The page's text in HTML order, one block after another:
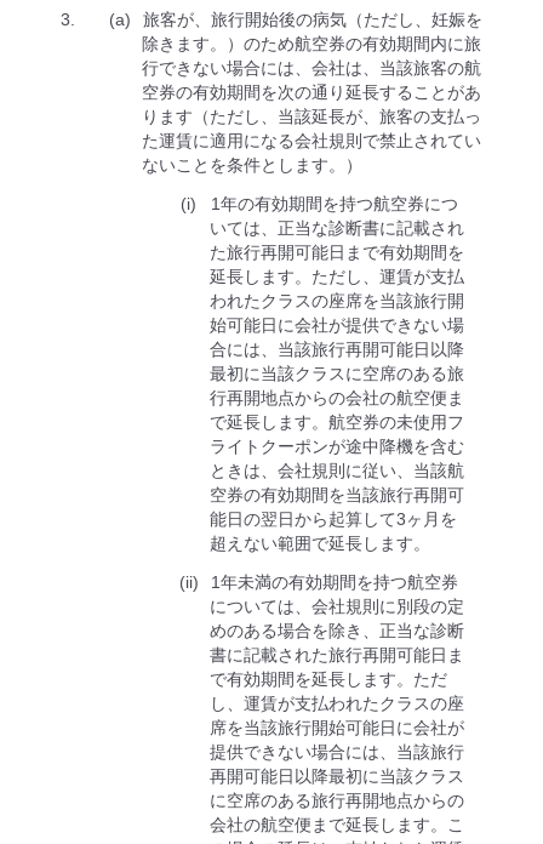
旅客が、旅行開始後の病気（ただし、妊娠を
除きます。）のため航空券の有効期間内に旅
行できない場合には、会社は、当該旅客の航
空券の有効期間を次の通り延⻑することがあ
ります（ただし、当該延⻑が、旅客の支払っ
た運賃に適用になる会社規則で禁止されてい
ないことを条件とします。）
1年の有効期間を持つ航空券につ
いては、正当な診断書に記載され
た旅行再開可能日まで有効期間を
延⻑します。ただし、運賃が支払
われたクラスの座席を当該旅行開
始可能日に会社が提供できない場
合には、当該旅行再開可能日以降
最初に当該クラスに空席のある旅
行再開地点からの会社の航空便ま
で延⻑します。航空券の未使用フ
ライトクーポンが途中降機を含む
ときは、会社規則に従い、当該航
空券の有効期間を当該旅行再開可
能日の翌日から起算して3ヶ月を
超えない範囲で延⻑します。
1年未満の有効期間を持つ航空券
については、会社規則に別段の定
めのある場合を除き、正当な診断
書に記載された旅行再開可能日ま
で有効期間を延⻑します。ただ
し、運賃が支払われたクラスの座
席を当該旅行開始可能日に会社が
提供できない場合には、当該旅行
再開可能日以降最初に当該クラス
に空席のある旅行再開地点からの
会社の航空便まで延⻑します。こ